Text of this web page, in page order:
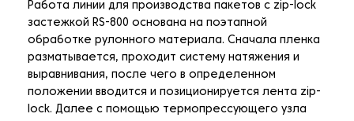
Работа линии для производства пакетов с zip-lock
застежкой RS-800 основана на поэтапной
обработке рулонного материала. Сначала пленка
разматывается, проходит систему натяжения и
выравнивания, после чего в определенном
положении вводится и позиционируется лента zip-
lock. Далее с помощью термопрессующего узла